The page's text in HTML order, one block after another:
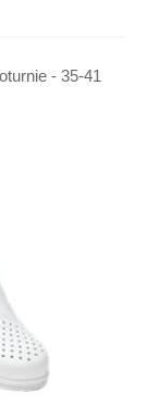
- 35-41